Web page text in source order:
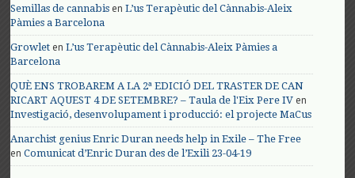
Semillas de cannabis enL’us Terapèutic del Cànnabis-Aleix
Pàmies a Barcelona
Growlet enL’us Terapèutic del Cànnabis-Aleix Pàmies a
Barcelona
QUÈ ENS TROBAREM A LA 2ª EDICIÓ DEL TRASTER DE CAN
RICART AQUEST 4 DE SETEMBRE? – Taula de l'Eix Pere IV en
Investigació, desenvolupament i producció: el projecte MaCus
Anarchist genius Enric Duran needs help in Exile – The Free
enComunicat d’Enric Duran des de l’Exili 23-04-19